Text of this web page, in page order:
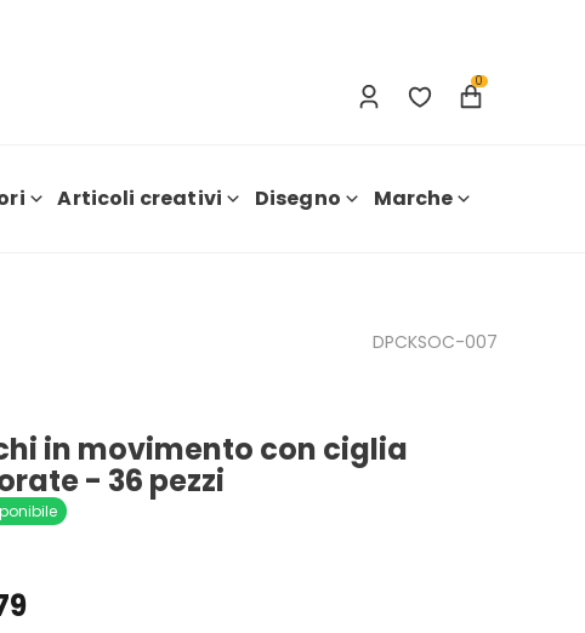
0
Articoli creativi Disegno Marche
DPCKSOC-007
in movimento con ciglia
- 36 pezzi